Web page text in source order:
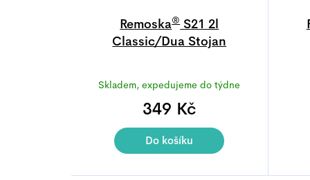
Remoska®S21 2l
Classic/Dua Stojan
hodnocení
produktu
5,0
z
5
Skladem, expedujeme do týdne
349 Kč
Do košíku